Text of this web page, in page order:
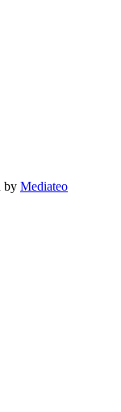
by Mediateo